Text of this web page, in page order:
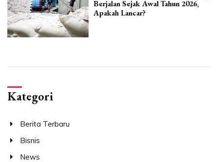
Berjalan Sejak Awal Tahun 2026,
Apakah Lancar?
Kategori
Berita Terbaru
Bisnis
News